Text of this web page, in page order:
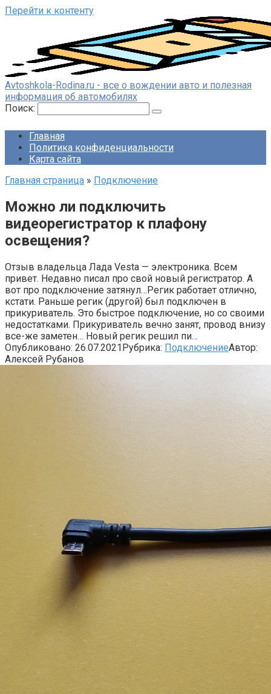
Перейти к контенту
Avtoshkola-Rodina.ru - все о вождении авто и полезная
информация об автомобилях
Поиск:
Главная
Политика конфиденциальности
Карта сайта
Главная страница » Подключение
Можно ли подключить
видеорегистратор к плафону
освещения?
Отзыв владельца Лада Vesta — электроника. Всем
привет. Недавно писал про свой новый регистратор. А
вот про подключение затянул…Регик работает отлично,
кстати. Раньше регик (другой) был подключен в
прикуриватель. Это быстрое подключение, но со своими
недостатками. Прикуриватель вечно занят, провод внизу
все-же заметен… Новый регик решил пи…
Опубликовано: 26.07.2021Рубрика: ПодключениеАвтор:
Алексей Рубанов